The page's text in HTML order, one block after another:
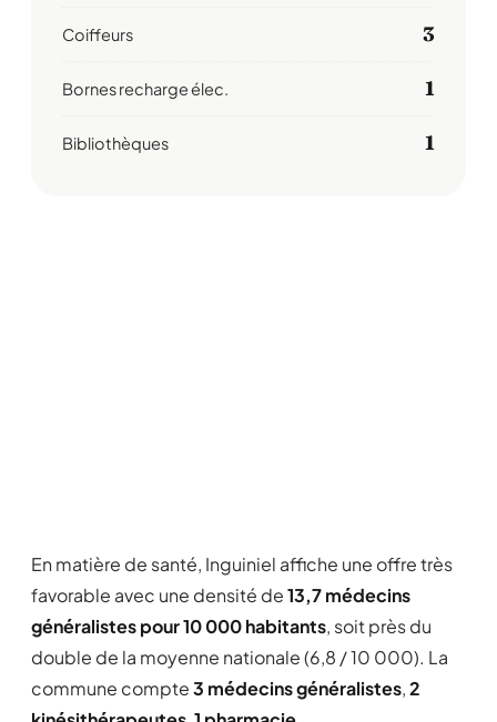
Coiffeurs 3
Bornes recharge élec. 1
Bibliothèques 1
En matière de santé, Inguiniel affiche une offre très
favorable avec une densité de13,7 médecins
généralistes pour 10 000 habitants, soit près du
double de la moyenne nationale (6,8 / 10 000). La
commune compte3 médecins généralistes,2